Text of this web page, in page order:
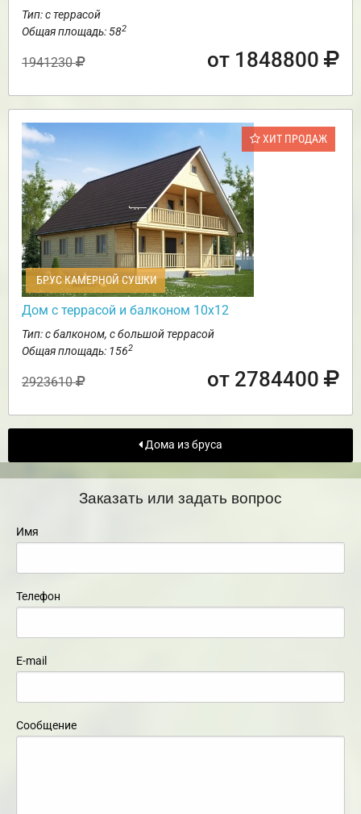
Тип: с террасой
Общая площадь: 582
1941230 от 1848800
ХИТ ПРОДАЖ
БРУС КАМЕРНОЙ СУШКИ
Дом с террасой и балконом 10х12
Тип: с балконом, с большой террасой
Общая площадь: 1562
2923610 от 2784400
Дома из бруса
Заказать или задать вопрос
Имя
Телефон
E-mail
Сообщение